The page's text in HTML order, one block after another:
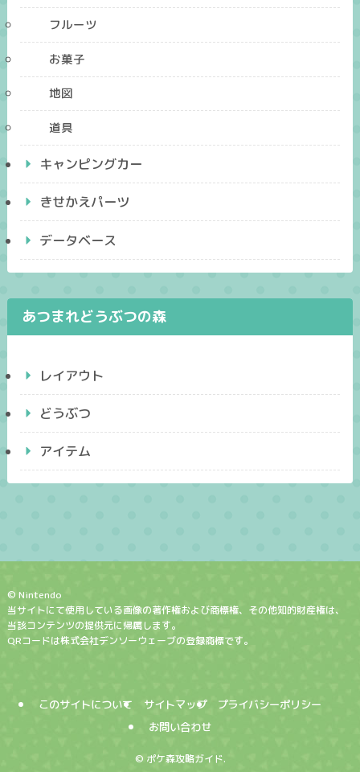
フルーツ
お菓子
地図
道具
キャンピングカー
きせかえパーツ
データベース
あつまれどうぶつの森
レイアウト
どうぶつ
アイテム
© Nintendo
当サイトにて使用している画像の著作権および商標権、その他知的財産権は、
当該コンテンツの提供元に帰属します。
QRコードは株式会社デンソーウェーブの登録商標です。
このサイトについて サイトマップ
プライバシーポリシー
お問い合わせ
© ポケ森攻略ガイド.